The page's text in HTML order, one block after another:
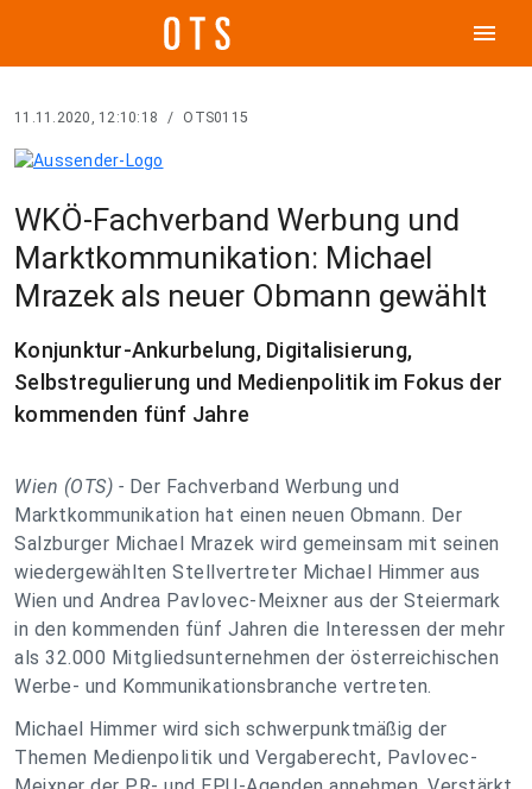
menu
11.11.2020, 12:10:18 / OTS0115
WKÖ-Fachverband Werbung und
Marktkommunikation: Michael
Mrazek als neuer Obmann gewählt
Konjunktur-Ankurbelung, Digitalisierung,
Selbstregulierung und Medienpolitik im Fokus der
kommenden fünf Jahre
Wien (OTS) - Der Fachverband Werbung und
Marktkommunikation hat einen neuen Obmann. Der
Salzburger Michael Mrazek wird gemeinsam mit seinen
wiedergewählten Stellvertreter Michael Himmer aus
Wien und Andrea Pavlovec-Meixner aus der Steiermark
in den kommenden fünf Jahren die Interessen der mehr
als 32.000 Mitgliedsunternehmen der österreichischen
Werbe- und Kommunikationsbranche vertreten.
Michael Himmer wird sich schwerpunktmäßig der
Themen Medienpolitik und Vergaberecht, Pavlovec-